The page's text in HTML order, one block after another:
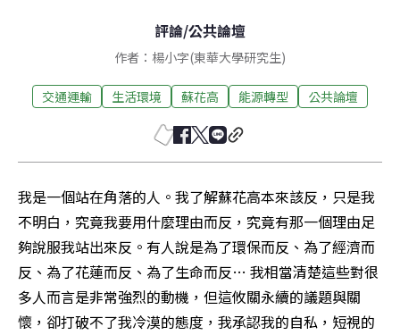
評論/公共論壇
作者：楊小字(東華大學研究生)
交通運輸 生活環境 蘇花高 能源轉型 公共論壇
我是一個站在角落的人。我了解蘇花高本來該反，只是我
不明白，究竟我要用什麼理由而反，究竟有那一個理由足
夠說服我站出來反。有人說是為了環保而反、為了經濟而
反、為了花蓮而反、為了生命而反… 我相當清楚這些對很
多人而言是非常強烈的動機，但這攸關永續的議題與關
懷，卻打破不了我冷漠的態度，我承認我的自私，短視的